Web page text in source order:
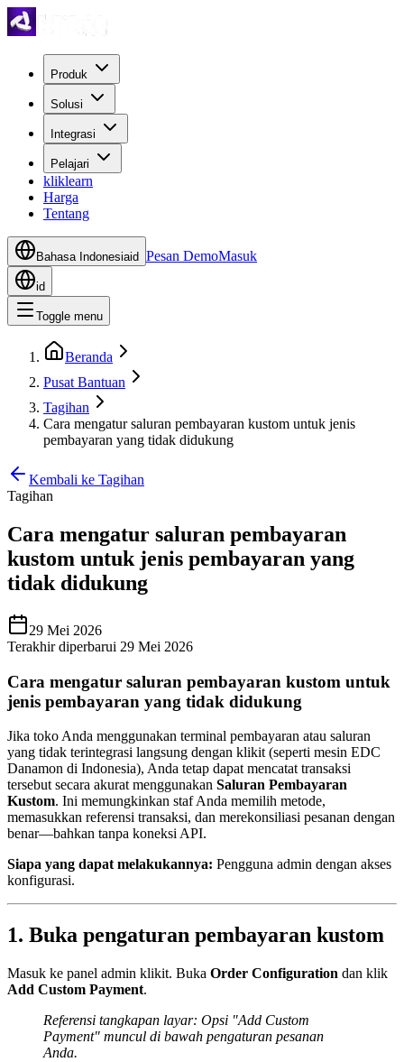
Produk
Solusi
Integrasi
Pelajari
kliklearn
Harga
Tentang
Bahasa Indonesiaid Pesan DemoMasuk
id
Toggle menu
Beranda
Pusat Bantuan
Tagihan
Cara mengatur saluran pembayaran kustom untuk jenis
pembayaran yang tidak didukung
Kembali ke Tagihan
Tagihan
Cara mengatur saluran pembayaran
kustom untuk jenis pembayaran yang
tidak didukung
29 Mei 2026
Terakhir diperbarui 29 Mei 2026
Cara mengatur saluran pembayaran kustom untuk
jenis pembayaran yang tidak didukung
Jika toko Anda menggunakan terminal pembayaran atau saluran
yang tidak terintegrasi langsung dengan klikit (seperti mesin EDC
Danamon di Indonesia), Anda tetap dapat mencatat transaksi
tersebut secara akurat menggunakan Saluran Pembayaran
Kustom. Ini memungkinkan staf Anda memilih metode,
memasukkan referensi transaksi, dan merekonsiliasi pesanan dengan
benar—bahkan tanpa koneksi API.
Siapa yang dapat melakukannya: Pengguna admin dengan akses
konfigurasi.
1. Buka pengaturan pembayaran kustom
Masuk ke panel admin klikit. Buka Order Configuration dan klik
Add Custom Payment.
Referensi tangkapan layar: Opsi "Add Custom
Payment" muncul di bawah pengaturan pesanan
Anda.